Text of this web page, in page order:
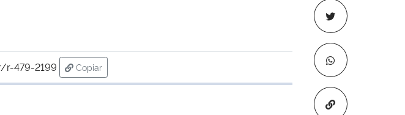
Copiar para
r-479-2199
Copiar
para área de transferência